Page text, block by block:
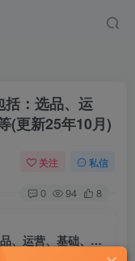
：选品、运
(更新25年10月)
关注 私信
0 94 8
拼多多+抖音小店无货源开店，包括：选品、运营、基础、付费推广、爆款案例等(更新25年10月)